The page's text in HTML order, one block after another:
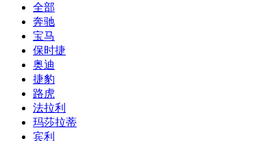
全部
奔驰
宝马
保时捷
奥迪
捷豹
路虎
法拉利
玛莎拉蒂
宾利